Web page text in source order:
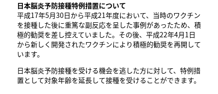
日本脳炎予防接種特例措置について
平成17年5月30日から平成21年度において、当時のワクチン
を接種した後に重篤な副反応を呈した事例があったため、積
極的勧奨を差し控えていました。その後、平成22年4月1日
から新しく開発されたワクチンにより積極的勧奨を再開して
います。
日本脳炎予防接種を受ける機会を逃した方に対して、特例措
置として対象年齢を延長して接種を受けることができます。